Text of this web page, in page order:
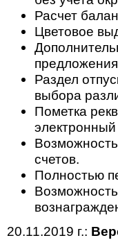
Расчет
Цветовое
Раздел
выбора
Пометка
счетов.
Полностью
20.11.2019 г.: